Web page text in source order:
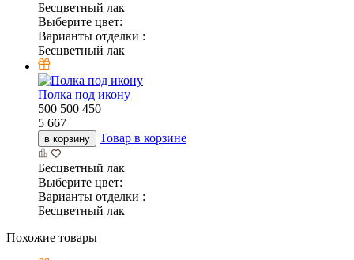
Бесцветный лак
Выберите цвет:
Варианты отделки :
Бесцветный лак
Полка под икону
500 500 450
5 667
в корзину Товар в корзине
Бесцветный лак
Выберите цвет:
Варианты отделки :
Бесцветный лак
Похожие товары